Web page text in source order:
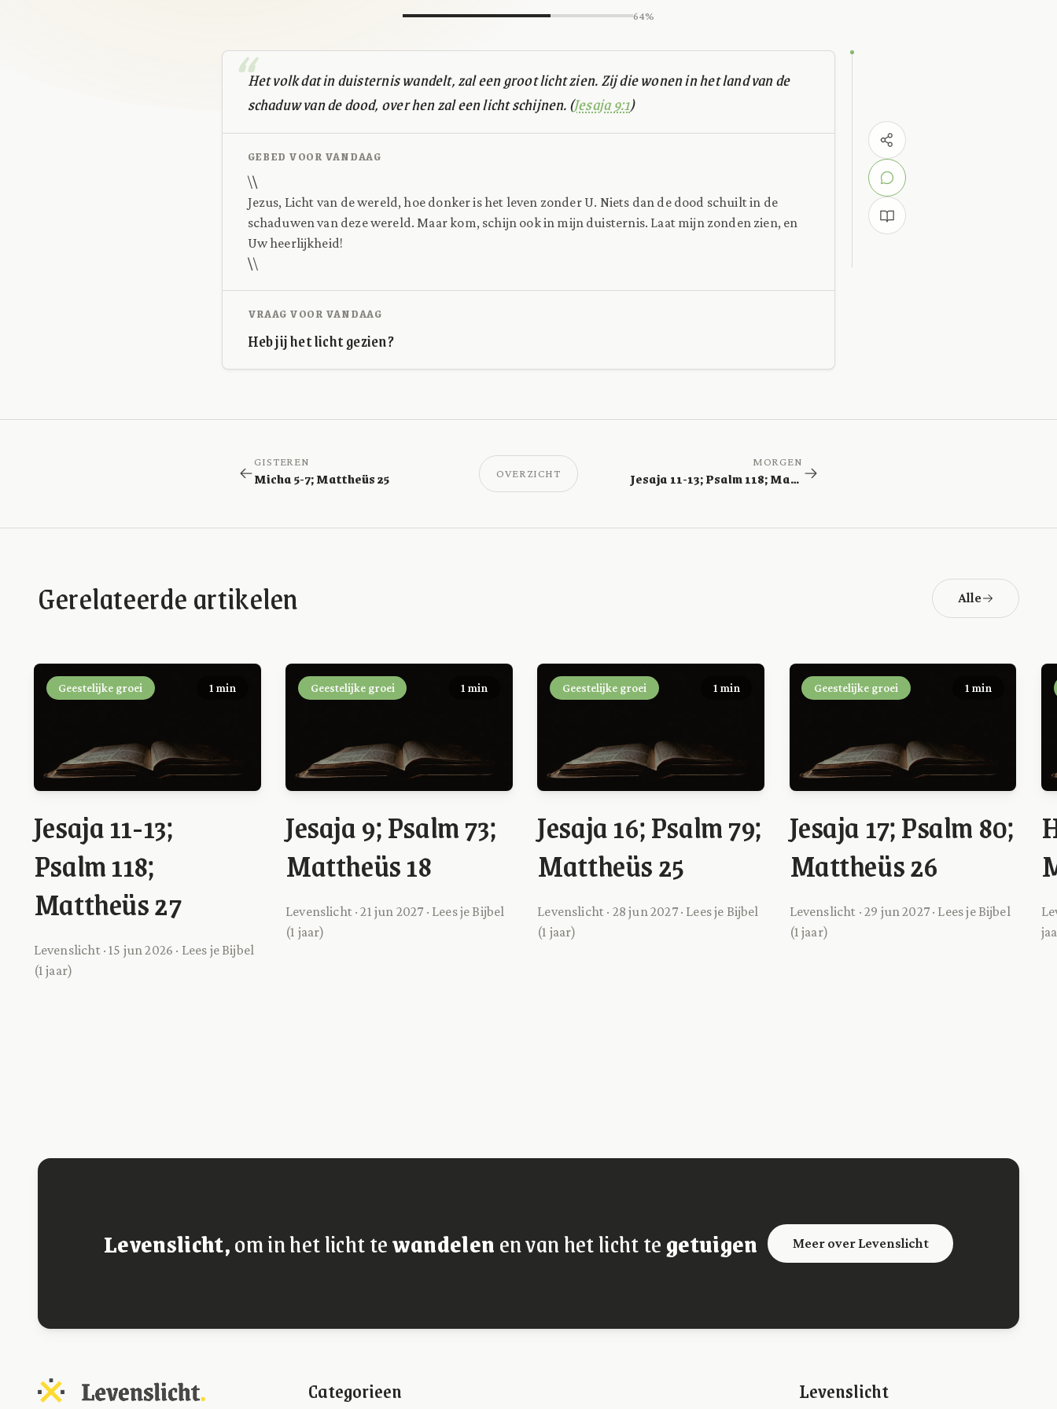
64%
Het volk dat in duisternis wandelt, zal een groot licht zien. Zij die wonen in het land van de
schaduw van de dood, over hen zal een licht schijnen. (Jesaja 9:1)
GEBED VOOR VANDAAG
\\
Jezus, Licht van de wereld, hoe donker is het leven zonder U. Niets dan de dood schuilt in de
schaduwen van deze wereld. Maar kom, schijn ook in mijn duisternis. Laat mijn zonden zien, en
Uw heerlijkheid!
\\
VRAAG VOOR VANDAAG
Heb jij het licht gezien?
GISTEREN
Micha 5-7; Mattheüs 25 OVERZICHT
MORGEN
Jesaja 11-13; Psalm 118; Mattheüs 27
Gerelateerde artikelen Alle
Geestelijke groei 1 min
Jesaja 11-13;
Psalm 118;
Mattheüs 27
Levenslicht · 15 jun 2026 · Lees je Bijbel
(1 jaar)
Geestelijke groei 1 min
Jesaja 9; Psalm 73;
Mattheüs 18
Levenslicht · 21 jun 2027 · Lees je Bijbel
(1 jaar)
Geestelijke groei 1 min
Jesaja 16; Psalm 79;
Mattheüs 25
Levenslicht · 28 jun 2027 · Lees je Bijbel
(1 jaar)
Geestelijke groei 1 min
Jesaja 17; Psalm 80;
Mattheüs 26
Levenslicht · 29 jun 2027 · Lees je Bijbel
(1 jaar)
Levenslicht,om in het licht tewandelenen van het licht tegetuigen Meer over Levenslicht
Categorieen Levenslicht